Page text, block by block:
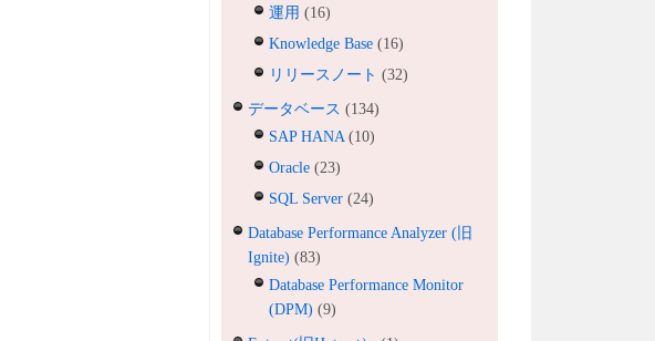
運用 (16)
Knowledge Base (16)
リリースノート (32)
データベース (134)
SAP HANA (10)
Oracle (23)
SQL Server (24)
Database Performance Analyzer (旧
Ignite) (83)
Database Performance Monitor
(DPM) (9)